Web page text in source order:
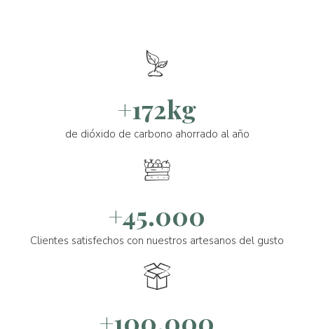
+172kg
de dióxido de carbono ahorrado al año
+45.000
Clientes satisfechos con nuestros artesanos del gusto
+100.000